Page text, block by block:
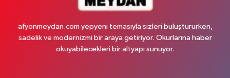
afyonmeydan.com yepyeni temasıyla sizleri buluştururken,
sadelik ve modernizmi bir araya getiriyor. Okurlarına haber
okuyabilecekleri bir altyapı sunuyor.